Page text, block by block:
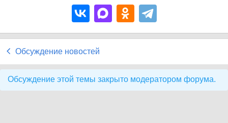
Обсуждение новостей
Обсуждение этой темы закрыто модератором форума.